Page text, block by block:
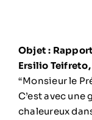
Objet :
Ersilio
“Monsieur le
C’est avec
chaleureux